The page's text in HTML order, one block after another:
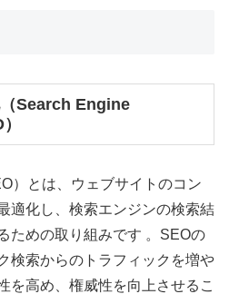
Search Engine
）とは、ウェブサイトのコン
適化し、検索エンジンの検索結
ための取り組みです 。SEOの
検索からのトラフィックを増や
を高め、権威性を向上させるこ